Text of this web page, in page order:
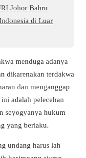
Johor Bahru
di Luar
menduga adanya
dikarenakan terdakwa
dan menganggap
adalah pelecehan
seyogyanya hukum
yang berlaku.
undang harus lah